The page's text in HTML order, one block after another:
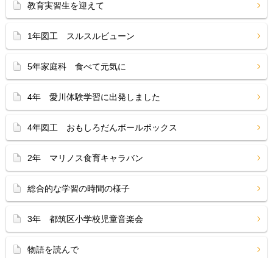
教育実習生を迎えて
1年図工 スルスルビューン
5年家庭科 食べて元気に
4年 愛川体験学習に出発しました
4年図工 おもしろだんボールボックス
2年 マリノス食育キャラバン
総合的な学習の時間の様子
3年 都筑区小学校児童音楽会
物語を読んで